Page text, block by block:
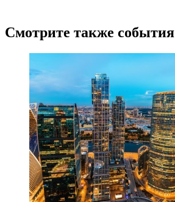
Смотрите также события